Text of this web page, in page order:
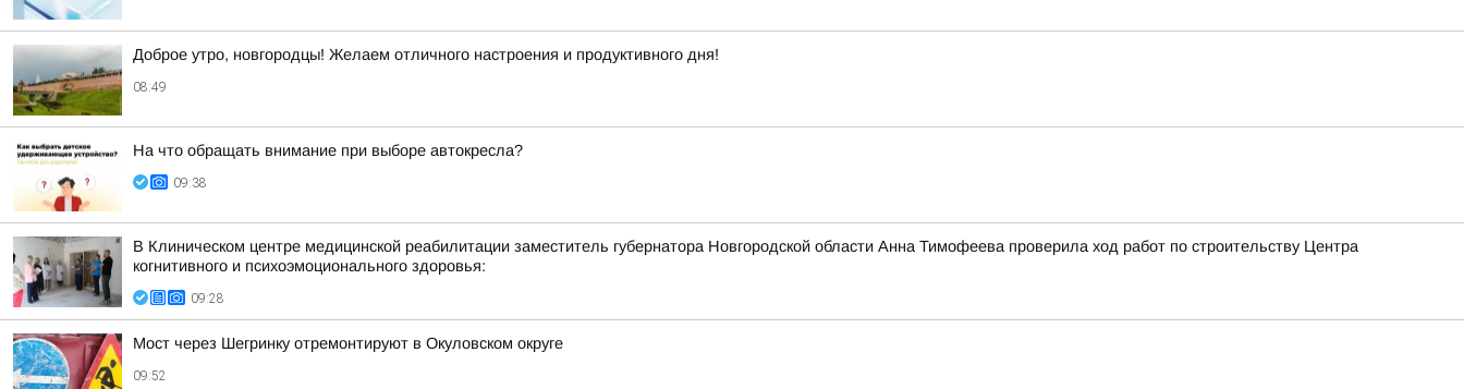
Доброе утро, новгородцы! Желаем отличного настроения и продуктивного дня!
08:49
На что обращать внимание при выборе автокресла?
09:38
В Клиническом центре медицинской реабилитации заместитель губернатора Новгородской области Анна Тимофеева проверила ход работ по строительству Центра
когнитивного и психоэмоционального здоровья:
09:28
Мост через Шегринку отремонтируют в Окуловском округе
09:52